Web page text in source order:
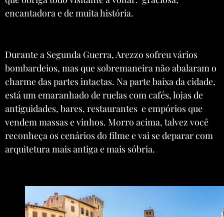
encantadora e de muita história.
Durante a Segunda Guerra, Arezzo sofreu vários
bombardeios, mas que sobremaneira não abalaram o
charme das partes intactas. Na parte baixa da cidade,
está um emaranhado de ruelas com cafés, lojas de
antiguidades, bares, restaurantes e empórios que
vendem massas e vinhos. Morro acima, talvez você
reconheça os cenários do filme e vai se deparar com
arquitetura mais antiga e mais sóbria.